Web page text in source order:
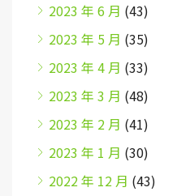
2023 年 6 月 (43)
2023 年 5 月 (35)
2023 年 4 月 (33)
2023 年 3 月 (48)
2023 年 2 月 (41)
2023 年 1 月 (30)
2022 年 12 月 (43)